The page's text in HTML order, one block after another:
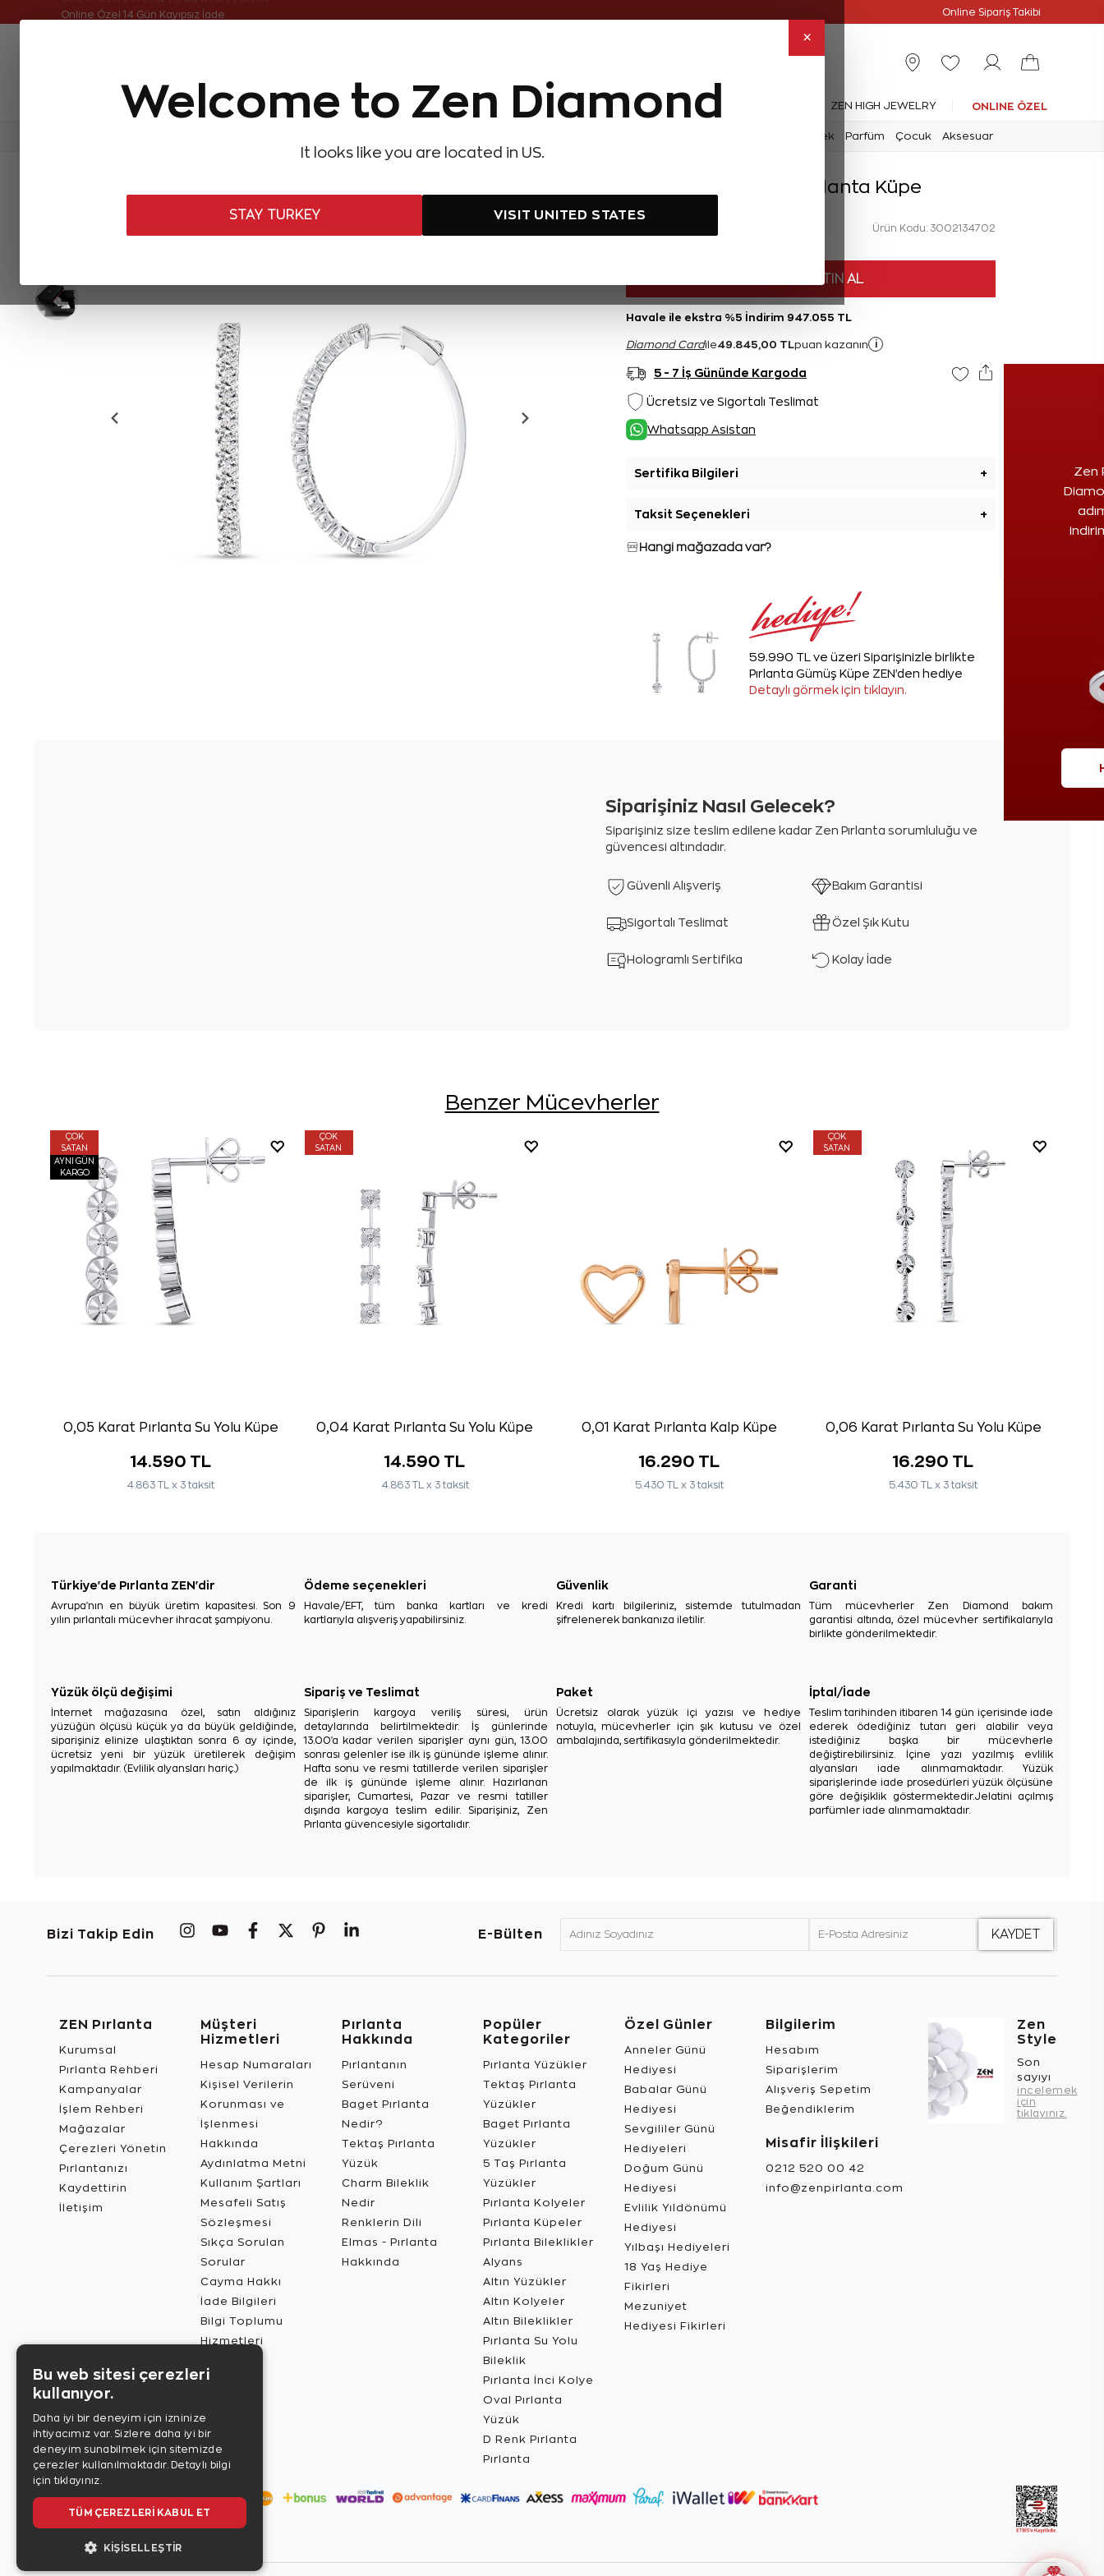
×
Welcome to Zen Diamond
It looks like you are located in US.
STAY TURKEY VISIT UNITED STATES
Online Özel Ücretsiz ve Sigortalı Teslimat Online Sipariş Takibi
Aynı Gün Kargo Çok Satanlar Hediye Önerileri Evlilik Teklifi Setler Özel Koleksiyonlar ZEN HIGH JEWELRY ONLINE ÖZEL
Erkek Parfüm Çocuk Aksesuar
7,85 Karat Pırlanta Küpe
Ürün Kodu: 3002134702
996.900 TL
HEMEN SATIN AL
Havale ile ekstra %5 İndirim 947.055 TL
Diamond Cardile49.845,00 TL puan kazanın i
Zen
5 - 7 İş Gününde Kargoda
Ücretsiz ve Sigortalı Teslimat
Whatsapp Asistan
Sertifika Bilgileri +
Taksit Seçenekleri +
Hangi mağazada var?
59.990 TL ve üzeri Siparişinizle birlikte
Pırlanta Gümüş Küpe ZEN'den hediye
Detaylı görmek için tıklayın.
Siparişiniz Nasıl Gelecek?
Siparişiniz size teslim edilene kadar Zen Pırlanta sorumluluğu ve
güvencesi altındadır.
Güvenli Alışveriş Bakım Garantisi
Sigortalı Teslimat Özel Şık Kutu
Hologramlı Sertifika Kolay İade
Benzer Mücevherler
ÇOK
SATAN
AYNI GÜN
KARGO
0,05 Karat Pırlanta Su Yolu Küpe
14.590 TL
4.863 TL x 3 taksit
ÇOK
SATAN
0,04 Karat Pırlanta Su Yolu Küpe
14.590 TL
4.863 TL x 3 taksit
0,01 Karat Pırlanta Kalp Küpe
16.290 TL
5.430 TL x 3 taksit
ÇOK
SATAN
0,06 Karat Pırlanta Su Yolu Küpe
16.290 TL
5.430 TL x 3 taksit
Türkiye'de Pırlanta ZEN'dir
Avrupa'nın en büyük üretim kapasitesi. Son 9
yılın pırlantalı mücevher ihracat şampiyonu.
Ödeme seçenekleri
Havale/EFT, tüm banka kartları ve kredi
kartlarıyla alışveriş yapabilirsiniz.
Güvenlik
Kredi kartı bilgileriniz, sistemde tutulmadan
şifrelenerek bankanıza iletilir.
Garanti
Tüm mücevherler Zen Diamond bakım
garantisi altında, özel mücevher sertifikalarıyla
birlikte gönderilmektedir.
Yüzük ölçü değişimi
İnternet mağazasına özel, satın aldığınız
yüzüğün ölçüsü küçük ya da büyük geldiğinde,
siparişiniz elinize ulaştıktan sonra 6 ay içinde,
ücretsiz yeni bir yüzük üretilerek değişim
yapılmaktadır. (Evlilik alyansları hariç.)
Sipariş ve Teslimat
Siparişlerin kargoya veriliş süresi, ürün
detaylarında belirtilmektedir. İş günlerinde
13.00'a kadar verilen siparişler aynı gün, 13.00
sonrası gelenler ise ilk iş gününde işleme alınır.
Hafta sonu ve resmi tatillerde verilen siparişler
de ilk iş gününde işleme alınır. Hazırlanan
siparişler, Cumartesi, Pazar ve resmi tatiller
dışında kargoya teslim edilir. Siparişiniz, Zen
Pırlanta güvencesiyle sigortalıdır.
Paket
Ücretsiz olarak yüzük içi yazısı ve hediye
notuyla, mücevherler için şık kutusu ve özel
ambalajında, sertifikasıyla gönderilmektedir.
İptal/İade
Teslim tarihinden itibaren 14 gün içerisinde iade
ederek ödediğiniz tutarı geri alabilir veya
istediğiniz başka bir mücevherle
değiştirebilirsiniz. İçine yazı yazılmış evlilik
alyansları iade alınmamaktadır. Yüzük
siparişlerinde iade prosedürleri yüzük ölçüsüne
göre değişiklik göstermektedir.Jelatini açılmış
parfümler iade alınmamaktadır.
Bizi Takip Edin E-Bülten
ZEN Pırlanta
Kurumsal
Pırlanta Rehberi
Kampanyalar
İşlem Rehberi
Mağazalar
Çerezleri Yönetin
Pırlantanızı
Kaydettirin
İletişim
Müşteri
Hizmetleri
Hesap Numaraları
Kişisel Verilerin
Korunması ve
İşlenmesi
Hakkında
Aydınlatma Metni
Kullanım Şartları
Mesafeli Satış
Sözleşmesi
Sıkça Sorulan
Sorular
Cayma Hakkı
İade Bilgileri
Bilgi Toplumu
Hizmetleri
Pırlanta
Hakkında
Pırlantanın
Serüveni
Baget Pırlanta
Nedir?
Tektaş Pırlanta
Yüzük
Charm Bileklik
Nedir
Renklerin Dili
Elmas - Pırlanta
Hakkında
Popüler
Kategoriler
Pırlanta Yüzükler
Tektaş Pırlanta
Yüzükler
Baget Pırlanta
Yüzükler
5 Taş Pırlanta
Yüzükler
Pırlanta Kolyeler
Pırlanta Küpeler
Pırlanta Bileklikler
Alyans
Altın Yüzükler
Altın Kolyeler
Altın Bileklikler
Pırlanta Su Yolu
Bileklik
Pırlanta İnci Kolye
Oval Pırlanta
Yüzük
D Renk Pırlanta
Pırlanta
Özel Günler
Anneler Günü
Hediyesi
Babalar Günü
Hediyesi
Sevgililer Günü
Hediyeleri
Doğum Günü
Hediyesi
Evlilik Yıldönümü
Hediyesi
Yılbaşı Hediyeleri
18 Yaş Hediye
Fikirleri
Mezuniyet
Hediyesi Fikirleri
Bilgilerim
Hesabım
Siparişlerim
Alışveriş Sepetim
Beğendiklerim
Misafir İlişkileri
0212 520 00 42
info@zenpirlanta.com
Zen
Style
Son
sayıyı
incelemek
için
tıklayınız.
Bu web sitesi çerezleri
kullanıyor.
Daha iyi bir deneyim için izninize
ihtiyacımız var. Sizlere daha iyi bir
deneyim sunabilmek için sitemizde
çerezler kullanılmaktadır. Detaylı bilgi
için tıklayınız.
TÜM ÇEREZLERI KABUL ET
KIŞISELLEŞTIR